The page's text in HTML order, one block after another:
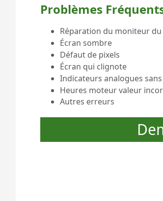
Problèmes
Réparation du moniteur
Écran sombre
Défaut de pixels
Écran qui clignote
Indicateurs analogues
Heures moteur valeur
Autres erreurs